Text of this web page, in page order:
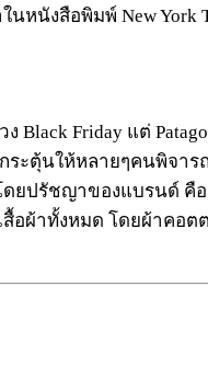
หนังสือพิมพ์ New York
Friday แต่
ระตุ้นให้หลายๆคนพิจา
ยปรัชญาของแบรนด์ คื
สื้อผ้าทั้งหมด โดยผ้าคอ